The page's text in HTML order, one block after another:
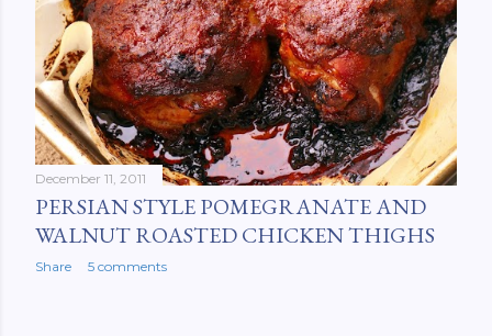
December 11, 2011
PERSIAN STYLE POMEGRANATE AND
WALNUT ROASTED CHICKEN THIGHS
Share 5 comments